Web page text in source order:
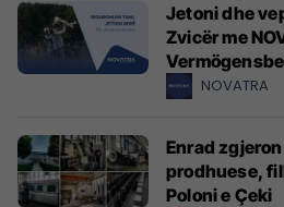
Jetoni dhe
Zvicër me
NOVATRA
Enrad
prodhuese,
Poloni e Çeki